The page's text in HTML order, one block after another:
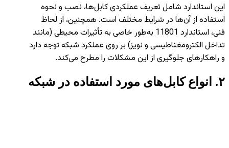
این استاندارد شامل تعریف عملکردی کابل‌ها، نصب و نحوه
استفاده از آن‌ها در شرایط مختلف است. همچنین، از لحاظ
فنی، استاندارد 11801 به‌طور خاصی به تأثیرات محیطی (مانند
تداخل الکترومغناطیسی و نویز) بر روی عملکرد شبکه توجه دارد
و راهکارهای جلوگیری از این مشکلات را مطرح می‌کند.
۲. انواع کابل‌های مورد استفاده در شبکه